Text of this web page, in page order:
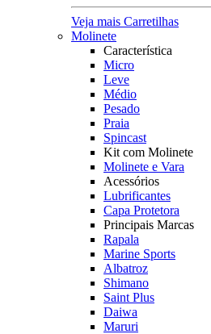
Veja mais Carretilhas
Molinete
Característica
Micro
Leve
Médio
Pesado
Praia
Spincast
Kit com Molinete
Molinete e Vara
Acessórios
Lubrificantes
Capa Protetora
Principais Marcas
Rapala
Marine Sports
Albatroz
Shimano
Saint Plus
Daiwa
Maruri